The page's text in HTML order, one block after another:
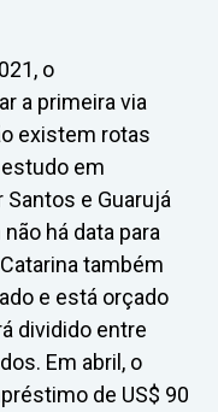
o
a primeira via
existem rotas
em
e Guarujá
há data para
também
e está orçado
dividido entre
Em abril, o
de US$ 90